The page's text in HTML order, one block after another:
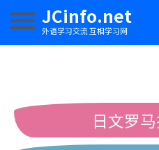
JCinfo.net
外语学习交流 互相学习网
切换导航
日文罗